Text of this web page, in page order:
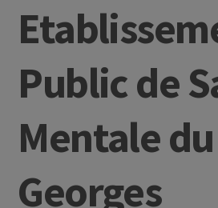
Public de
Mentale
Georges